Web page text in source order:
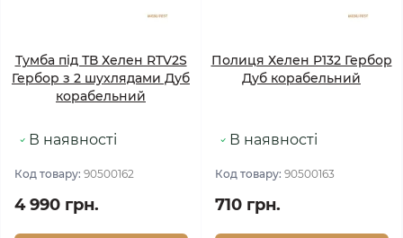
Тумба під ТВ Хелен RTV2S
Гербор з 2 шухлядами Дуб
корабельний
В наявності
Код товару: 90500162
4 990 грн.
Полиця Хелен P132 Гербор
Дуб корабельний
В наявності
Код товару: 90500163
710 грн.